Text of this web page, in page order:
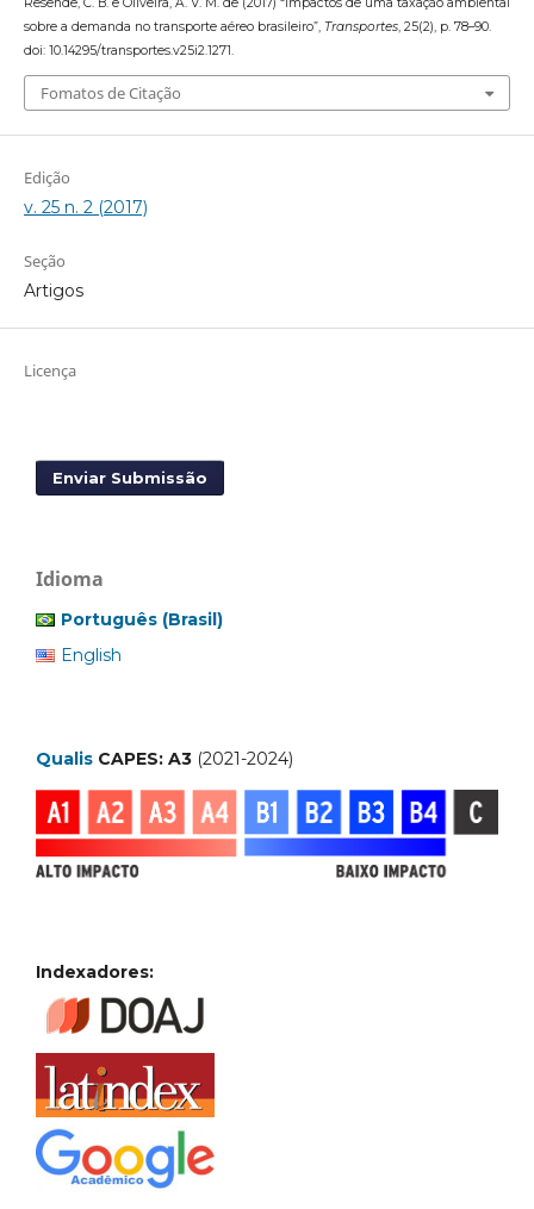
sobre a demanda no transporte aéreo brasileiro”, Transportes, 25(2), p. 78–90.
doi: 10.14295/transportes.v25i2.1271.
Fomatos de Citação
Edição
v. 25 n. 2 (2017)
Seção
Artigos
Licença
Enviar Submissão
Idioma
Português (Brasil)
English
Qualis CAPES: A3 (2021-2024)
Indexadores: